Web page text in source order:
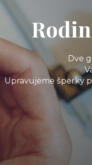
Dve
Upravujeme šperky